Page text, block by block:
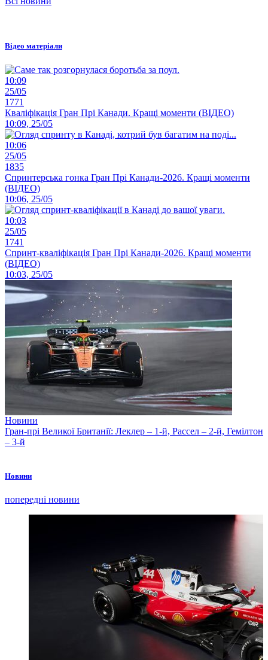
Відео матеріали
10:09
25/05
1771
Кваліфікація Гран Прі Канади. Кращі моменти (ВІДЕО)
10:09, 25/05
10:06
25/05
1835
Спринтерська гонка Гран Прі Канади-2026. Кращі моменти
(ВІДЕО)
10:06, 25/05
10:03
25/05
1741
Спринт-кваліфікація Гран Прі Канади-2026. Кращі моменти
(ВІДЕО)
10:03, 25/05
Новини
Гран-прі Великої Британії: Леклер – 1-й, Рассел – 2-й, Гемілтон
– 3-й
Новини
попередні новини